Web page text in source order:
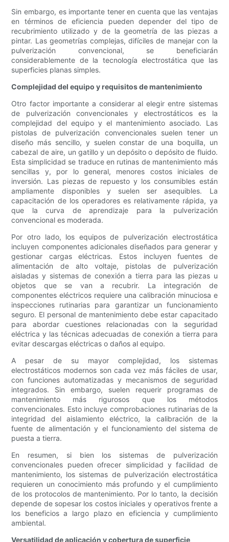
Sin embargo, es importante tener en cuenta que las ventajas
en términos de eficiencia pueden depender del tipo de
recubrimiento utilizado y de la geometría de las piezas a
pintar. Las geometrías complejas, difíciles de manejar con la
pulverización convencional, se beneficiarán
considerablemente de la tecnología electrostática que las
superficies planas simples.
Complejidad del equipo y requisitos de mantenimiento
Otro factor importante a considerar al elegir entre sistemas
de pulverización convencionales y electrostáticos es la
complejidad del equipo y el mantenimiento asociado. Las
pistolas de pulverización convencionales suelen tener un
diseño más sencillo, y suelen constar de una boquilla, un
cabezal de aire, un gatillo y un depósito o depósito de fluido.
Esta simplicidad se traduce en rutinas de mantenimiento más
sencillas y, por lo general, menores costos iniciales de
inversión. Las piezas de repuesto y los consumibles están
ampliamente disponibles y suelen ser asequibles. La
capacitación de los operadores es relativamente rápida, ya
que la curva de aprendizaje para la pulverización
convencional es moderada.
Por otro lado, los equipos de pulverización electrostática
incluyen componentes adicionales diseñados para generar y
gestionar cargas eléctricas. Estos incluyen fuentes de
alimentación de alto voltaje, pistolas de pulverización
aisladas y sistemas de conexión a tierra para las piezas u
objetos que se van a recubrir. La integración de
componentes eléctricos requiere una calibración minuciosa e
inspecciones rutinarias para garantizar un funcionamiento
seguro. El personal de mantenimiento debe estar capacitado
para abordar cuestiones relacionadas con la seguridad
eléctrica y las técnicas adecuadas de conexión a tierra para
evitar descargas eléctricas o daños al equipo.
A pesar de su mayor complejidad, los sistemas
electrostáticos modernos son cada vez más fáciles de usar,
con funciones automatizadas y mecanismos de seguridad
integrados. Sin embargo, suelen requerir programas de
mantenimiento más rigurosos que los métodos
convencionales. Esto incluye comprobaciones rutinarias de la
integridad del aislamiento eléctrico, la calibración de la
fuente de alimentación y el funcionamiento del sistema de
puesta a tierra.
En resumen, si bien los sistemas de pulverización
convencionales pueden ofrecer simplicidad y facilidad de
mantenimiento, los sistemas de pulverización electrostática
requieren un conocimiento más profundo y el cumplimiento
de los protocolos de mantenimiento. Por lo tanto, la decisión
depende de sopesar los costos iniciales y operativos frente a
los beneficios a largo plazo en eficiencia y cumplimiento
ambiental.
Versatilidad de aplicación y cobertura de superficie